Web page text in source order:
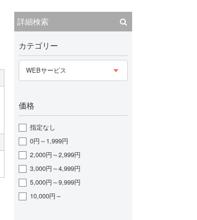
詳細検索
カテゴリー
WEBサービス
価格
指定なし
0円～1,999円
2,000円～2,999円
3,000円～4,999円
5,000円～9,999円
10,000円～